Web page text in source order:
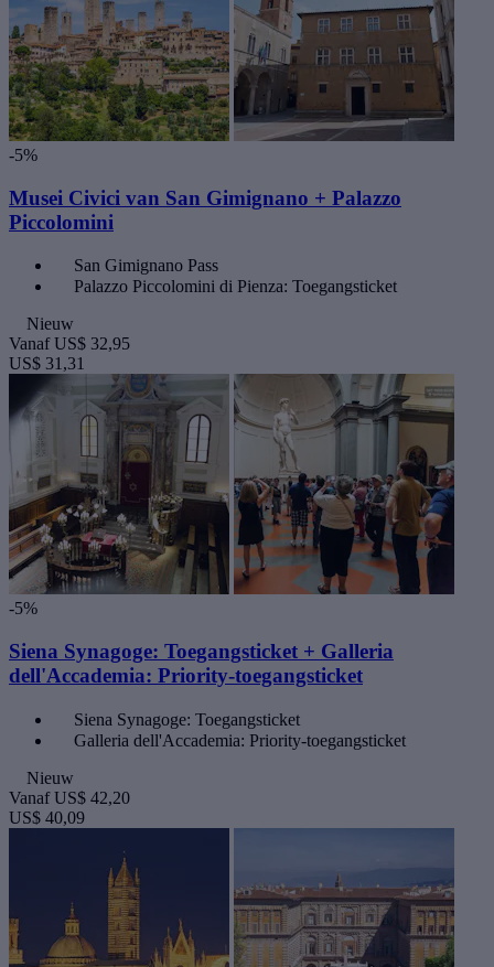
-5%
Musei Civici van San Gimignano + Palazzo
Piccolomini
San Gimignano Pass
Palazzo Piccolomini di Pienza: Toegangsticket
Nieuw
Vanaf US$ 32,95
US$ 31,31
-5%
Siena Synagoge: Toegangsticket + Galleria
dell'Accademia: Priority-toegangsticket
Siena Synagoge: Toegangsticket
Galleria dell'Accademia: Priority-toegangsticket
Nieuw
Vanaf US$ 42,20
US$ 40,09